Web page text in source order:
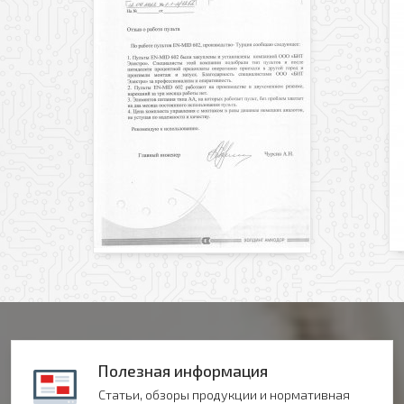
Полезная информация
Статьи, обзоры продукции и нормативная
Заказать обратный звонок
Оформить заявку
Комментарий к заказу